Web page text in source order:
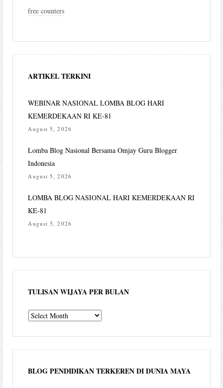
free counters
ARTIKEL TERKINI
WEBINAR NASIONAL LOMBA BLOG HARI
KEMERDEKAAN RI KE-81
August 5, 2026
Lomba Blog Nasional Bersama Omjay Guru Blogger
Indonesia
August 5, 2026
LOMBA BLOG NASIONAL HARI KEMERDEKAAN RI
KE-81
August 5, 2026
TULISAN WIJAYA PER BULAN
Tulisan
per
bulan
BLOG PENDIDIKAN TERKEREN DI DUNIA MAYA